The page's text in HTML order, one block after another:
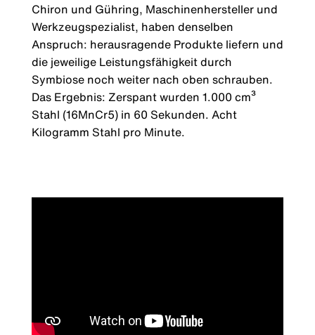
Chiron und Gühring, Maschinenhersteller und
Werkzeugspezialist, haben denselben
Anspruch: herausragende Produkte liefern und
die jeweilige Leistungsfähigkeit durch
Symbiose noch weiter nach oben schrauben.
Das Ergebnis: Zerspant wurden 1.000 cm³
Stahl (16MnCr5) in 60 Sekunden. Acht
Kilogramm Stahl pro Minute.